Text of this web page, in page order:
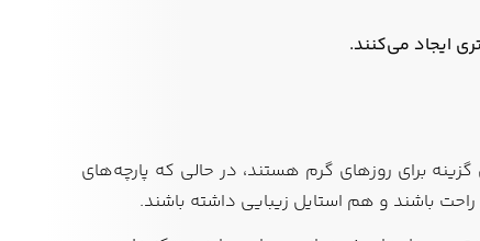
ایجاد می‌کنند.
برای روزهای گرم هستند، در حالی که پارچه‌های
باشند و هم استایل زیبایی داشته باشند.